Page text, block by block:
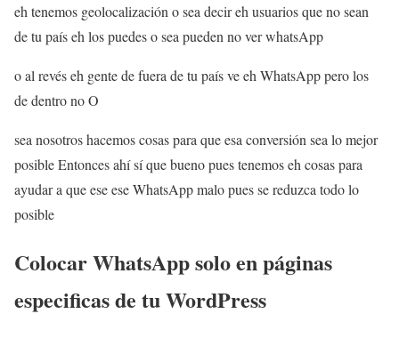
eh tenemos geolocalización o sea decir eh usuarios que no sean
de tu país eh los puedes o sea pueden no ver whatsApp
o al revés eh gente de fuera de tu país ve eh WhatsApp pero los
de dentro no O
sea nosotros hacemos cosas para que esa conversión sea lo mejor
posible Entonces ahí sí que bueno pues tenemos eh cosas para
ayudar a que ese ese WhatsApp malo pues se reduzca todo lo
posible
Colocar WhatsApp solo en páginas
especificas de tu WordPress